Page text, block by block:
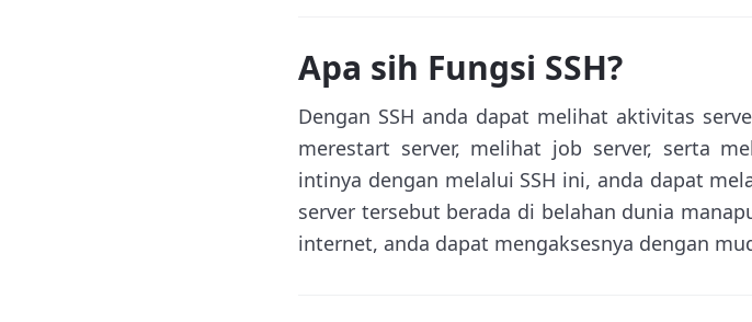
Apa sih Fungsi SSH?
Dengan SSH anda dapat melihat aktivitas
merestart server, melihat job server, serta
intinya dengan melalui SSH ini, anda dapat
server tersebut berada di belahan dunia
internet, anda dapat mengaksesnya dengan